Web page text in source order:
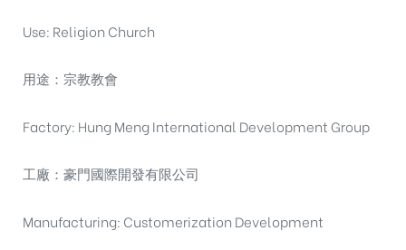
Use: Religion Church
用途：宗教教會
Factory: Hung Meng International Development Group
工廠：豪門國際開發有限公司
Manufacturing: Customerization Development